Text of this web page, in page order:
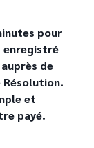
pour
enregistré
de
et
payé.